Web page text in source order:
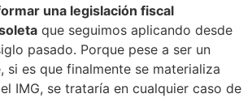
una legislación fiscal
que seguimos aplicando desde
pasado. Porque pese a ser un
si es que finalmente se materializa
IMG, se trataría en cualquier caso de